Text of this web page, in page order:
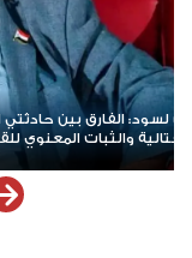
هاني بن بريك: المجلس
للوصول لاستعادة الدولة